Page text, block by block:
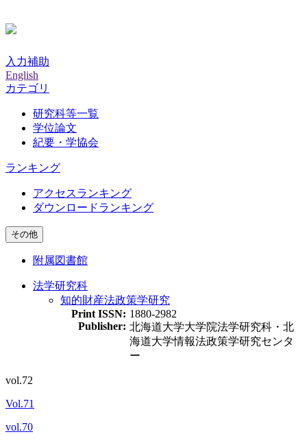
入力補助
English
カテゴリ
研究科等一覧
学位論文
紀要・学協会
ランキング
アクセスランキング
ダウンロードランキング
その他
附属図書館
法学研究科
知的財産法政策学研究
Print ISSN: 1880-2982
Publisher: 北海道大学大学院法学研究科・北
海道大学情報法政策学研究センタ
ー
vol.72
Vol.71
vol.70